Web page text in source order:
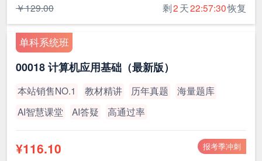
￥129.00 剩2天22:57:30恢复
单科系统班
00018 计算机应用基础（最新版）
本站销售NO.1 教材精讲 历年真题
海量题库
AI智慧课堂
AI答疑 高通过率
报考季冲刺
¥116.10